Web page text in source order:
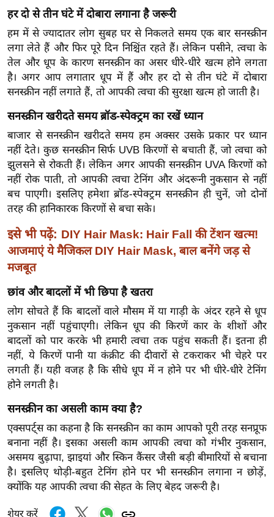
ग
ऑ
टो
व
र्ल्ड
ब्री
फ
म
नो
रं
न
ज
ग
त
बॉ
ली
वु
ड
हॉ
ली
वु
फि
ल्म
स
मी
हर दो से तीन घंटे में दोबारा लगाना है जरूरी
हम में से ज्यादातर लोग सुबह घर से निकलते समय एक बार सनस्क्रीन
लगा लेते हैं और फिर पूरे दिन निश्चिंत रहते हैं। लेकिन पसीने, त्वचा के
तेल और धूप के कारण सनस्क्रीन का असर धीरे-धीरे खत्म होने लगता
है। अगर आप लगातार धूप में हैं और हर दो से तीन घंटे में दोबारा
सनस्क्रीन नहीं लगाते हैं, तो आपकी त्वचा की सुरक्षा खत्म हो जाती है।
सनस्क्रीन खरीदते समय ब्रॉड-स्पेक्ट्रम का रखें ध्यान
बाजार से सनस्क्रीन खरीदते समय हम अक्सर उसके प्रकार पर ध्यान
नहीं देते। कुछ सनस्क्रीन सिर्फ UVB किरणों से बचाती हैं, जो त्वचा को
झुलसने से रोकती हैं। लेकिन अगर आपकी सनस्क्रीन UVA किरणों को
नहीं रोक पाती, तो आपकी त्वचा टेनिंग और अंदरूनी नुकसान से नहीं
बच पाएगी। इसलिए हमेशा ब्रॉड-स्पेक्ट्रम सनस्क्रीन ही चुनें, जो दोनों
तरह की हानिकारक किरणों से बचा सके।
इसे भी पढ़ें: DIY Hair Mask: Hair Fall की टेंशन खत्म!
आजमाएं ये मैजिकल DIY Hair Mask, बाल बनेंगे जड़ से
मजबूत
छांव और बादलों में भी छिपा है खतरा
लोग सोचते हैं कि बादलों वाले मौसम में या गाड़ी के अंदर रहने से धूप
नुकसान नहीं पहुंचाएगी। लेकिन धूप की किरणें कार के शीशों और
बादलों को पार करके भी हमारी त्वचा तक पहुंच सकती हैं। इतना ही
नहीं, ये किरणें पानी या कंक्रीट की दीवारों से टकराकर भी चेहरे पर
लगती हैं। यही वजह है कि सीधे धूप में न होने पर भी धीरे-धीरे टेनिंग
होने लगती है।
सनस्क्रीन का असली काम क्या है?
एक्सपर्ट्स का कहना है कि सनस्क्रीन का काम आपको पूरी तरह सनप्रूफ
बनाना नहीं है। इसका असली काम आपकी त्वचा को गंभीर नुकसान,
असमय बुढ़ापा, झाइयां और स्किन कैंसर जैसी बड़ी बीमारियों से बचाना
है। इसलिए थोड़ी-बहुत टेनिंग होने पर भी सनस्क्रीन लगाना न छोड़ें,
क्योंकि यह आपकी त्वचा की सेहत के लिए बेहद जरूरी है।
शेयर करें